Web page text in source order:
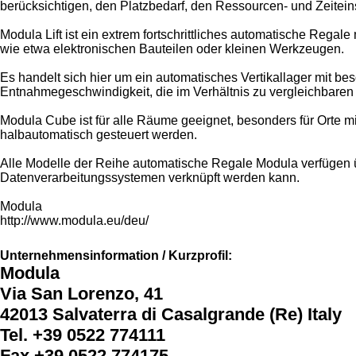
berücksichtigen, den Platzbedarf, den Ressourcen- und
Modula Lift ist ein extrem fortschrittliches automatische
wie etwa elektronischen Bauteilen oder kleinen Werkzeugen.
Es handelt sich hier um ein automatisches Vertikallager mit
Entnahmegeschwindigkeit, die im Verhältnis zu
Modula Cube ist für alle Räume geeignet, besonders für Orte
halbautomatisch gesteuert werden.
Alle Modelle der Reihe automatische Regale Modula
Datenverarbeitungssystemen verknüpft werden kann.
Modula
http://www.modula.eu/deu/
Unternehmensinformation / Kurzprofil:
Modula
Via San Lorenzo, 41
42013 Salvaterra di Casalgrande (Re) Italy
Tel. +39 0522 774111